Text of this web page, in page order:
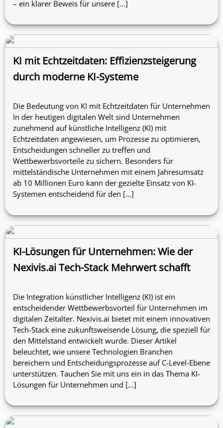
– ein klarer Beweis für unsere […]
KI mit Echtzeitdaten: Effizienzsteigerung
durch moderne KI-Systeme
Die Bedeutung von KI mit Echtzeitdaten für Unternehmen
In der heutigen digitalen Welt sind Unternehmen
zunehmend auf künstliche Intelligenz (KI) mit
Echtzeitdaten angewiesen, um Prozesse zu optimieren,
Entscheidungen schneller zu treffen und
Wettbewerbsvorteile zu sichern. Besonders für
mittelständische Unternehmen mit einem Jahresumsatz
ab 10 Millionen Euro kann der gezielte Einsatz von KI-
Systemen entscheidend für den […]
KI-Lösungen für Unternehmen: Wie der
Nexivis.ai Tech-Stack Mehrwert schafft
Die Integration künstlicher Intelligenz (KI) ist ein
entscheidender Wettbewerbsvorteil für Unternehmen im
digitalen Zeitalter. Nexivis.ai bietet mit einem innovativen
Tech-Stack eine zukunftsweisende Lösung, die speziell für
den Mittelstand entwickelt wurde. Dieser Artikel
beleuchtet, wie unsere Technologien Branchen
bereichern und Entscheidungsprozesse auf C-Level-Ebene
unterstützen. Tauchen Sie mit uns ein in das Thema KI-
Lösungen für Unternehmen und […]